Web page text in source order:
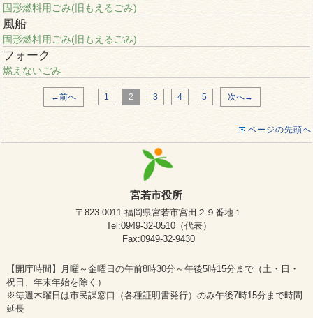
固形燃料用ごみ(旧もえるごみ)
風船
固形燃料用ごみ(旧もえるごみ)
フォーク
燃えないごみ
←前へ 1 2 3 4 5 次へ→
ページの先頭へ
宮若市役所
〒823-0011 福岡県宮若市宮田２９番地１
Tel:0949-32-0510（代表）
Fax:0949-32-9430
【開庁時間】月曜～金曜日の午前8時30分～午後5時15分まで（土・日・
祝日、年末年始を除く）
※毎週木曜日は市民課窓口（各種証明書発行）のみ午後7時15分まで時間
延長